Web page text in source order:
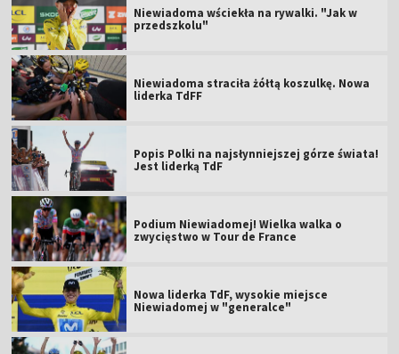
Niewiadoma wściekła na rywalki. "Jak w
przedszkolu"
Niewiadoma straciła żółtą koszulkę. Nowa
liderka TdFF
Popis Polki na najsłynniejszej górze świata!
Jest liderką TdF
Podium Niewiadomej! Wielka walka o
zwycięstwo w Tour de France
Nowa liderka TdF, wysokie miejsce
Niewiadomej w "generalce"